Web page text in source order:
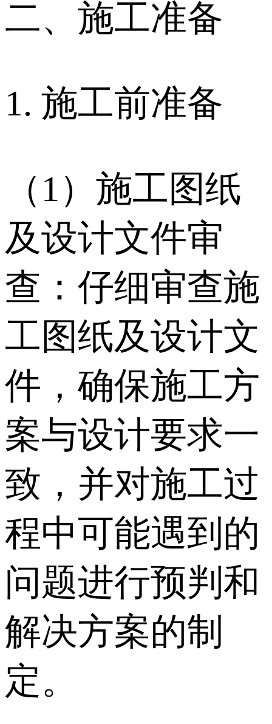
二、施工准备
1. 施工前准备
（1）施工图纸
及设计文件审
查：仔细审查施
工图纸及设计文
件，确保施工方
案与设计要求一
致，并对施工过
程中可能遇到的
问题进行预判和
解决方案的制
定。